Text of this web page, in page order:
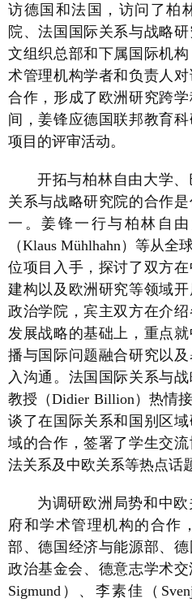
访德国和法国，访问了柏
院、法国国际关系与战略
文组织总部和下属国际机
术管理机构学者和负责人
合作，形成了欧洲研究跨
间，姜锋应德国联邦教育
项目的评审活动。
开拓与柏林自由大学
关系与战略研究院的合作
一。姜锋一行与柏林自
（Klaus Mühlhahn）等从
位项目入手，探讨了双方
建构以及欧洲研究等领域
政治学院，宾主双方在介
发展战略的基础上，重点
播与国际问题融合研究以
入沟通。法国国际关系与
教授（Didier Billion）热情
谈了在国际关系和国别区
域的合作，签署了学生交
法关系及中欧关系等热点话
为调研欧洲局势和中
府和学术管理机构的合作
部、德国经济与能源部、
政治基金会、德意志学术
Sigmund）、李素佳（